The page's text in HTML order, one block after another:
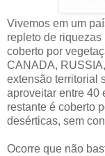
Vivemos em um
repleto de
coberto por
CANADA,
extensão territorial
aproveitar entre 40
restante é coberto
desérticas, sem
Ocorre que não